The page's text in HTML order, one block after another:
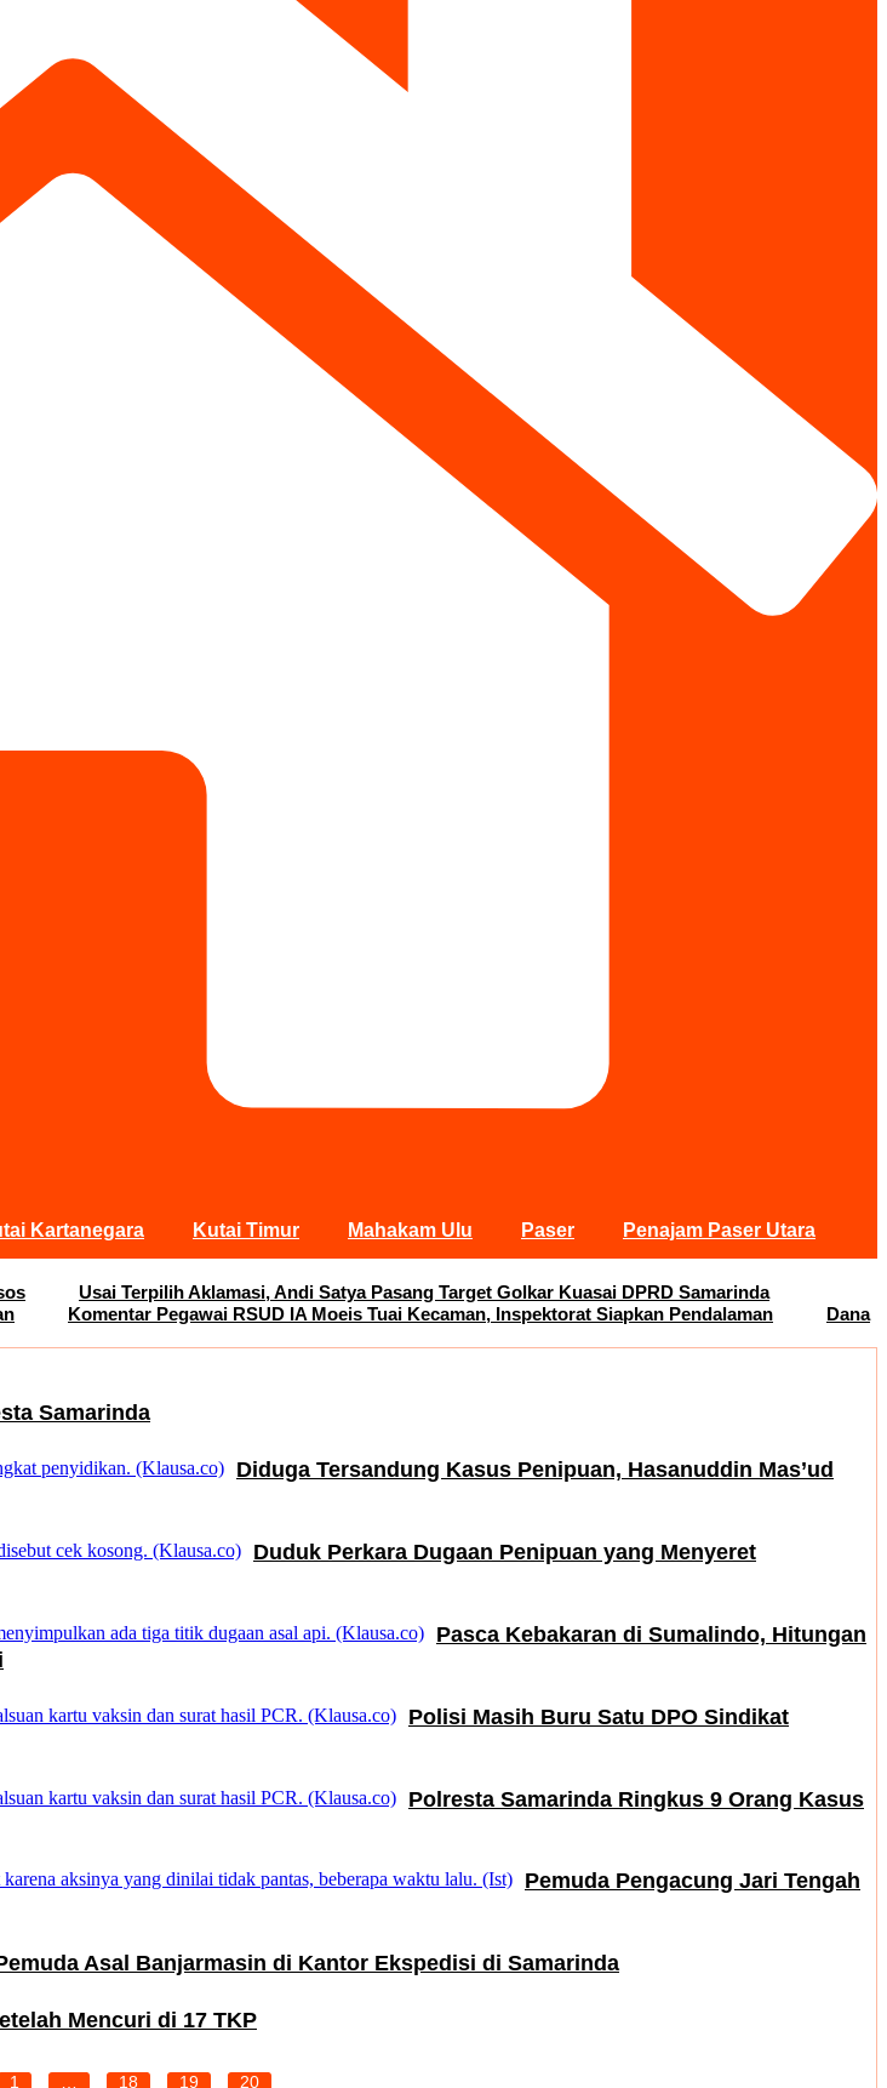
Kartanegara Kutai Timur Mahakam Ulu Paser Penajam Paser Utara
Usai Terpilih Aklamasi, Andi Satya Pasang Target Golkar Kuasai DPRD Samarinda
Komentar Pegawai RSUD IA Moeis Tuai Kecaman, Inspektorat Siapkan Pendalaman
Dana
Samarinda
Diduga Tersandung Kasus Penipuan, Hasanuddin Mas’ud
Duduk Perkara Dugaan Penipuan yang Menyeret
Pasca Kebakaran di Sumalindo, Hitungan
Polisi Masih Buru Satu DPO Sindikat
Polresta Samarinda Ringkus 9 Orang Kasus
Pemuda Pengacung Jari Tengah
Asal Banjarmasin di Kantor Ekspedisi di Samarinda
Mencuri di 17 TKP
1 … 18 19 20